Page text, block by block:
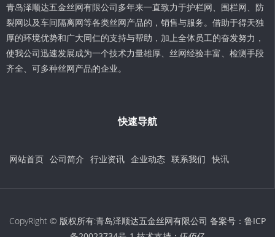
青岛泽顺达五金丝网有限公司多年来一直致力于护栏网、围栏网、防
裂网以及车间隔离网等各类丝网产品的，销售与服务。借助于得天独
厚的环境优势和广大同仁的支持与帮助，加上全体员工的奋发努力，
使我公司迅速发展成为一个技术力量雄厚、丝网经验丰富、检测手段
齐全、可多种丝网产品的企业。
快速导航
网站首页 公司简介 行业资讯 企业动态 联系我们 快讯
CopyRight © 版权所有:青岛泽顺达五金丝网有限公司 备案号： 鲁ICP